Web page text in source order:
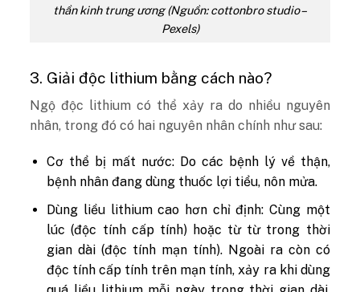
thần kinh trung ương (Nguồn: cottonbro studio –
Pexels)
3. Giải độc lithium bằng cách nào?
Ngộ độc lithium có thể xảy ra do nhiều nguyên
nhân, trong đó có hai nguyên nhân chính như sau:
Cơ thể bị mất nước: Do các bệnh lý về thận,
bệnh nhân đang dùng thuốc lợi tiểu, nôn mửa.
Dùng liều lithium cao hơn chỉ định: Cùng một
lúc (độc tính cấp tính) hoặc từ từ trong thời
gian dài (độc tính mạn tính). Ngoài ra còn có
độc tính cấp tính trên mạn tính, xảy ra khi dùng